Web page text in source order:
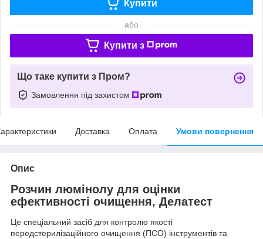
Купити
або
Купити з
Що таке купити з Пром?
Замовлення під захистом
Доставка Оплата Умови повернення
Опис
Розчин люмінолу для оцінки
ефективності очищення, Делатест
Це спеціальний засіб для контролю якості
передстерилізаційного очищення (ПСО) інструментів та